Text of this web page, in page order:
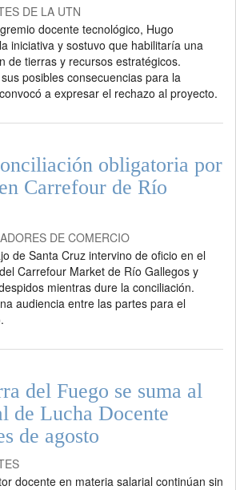
DE LA UTN
docente tecnológico, Hugo
iniciativa y sostuvo que habilitaría una
de tierras y recursos estratégicos.
posibles consecuencias para la
a expresar el rechazo al proyecto.
obligatoria por
Carrefour de Río
DE COMERCIO
de Santa Cruz intervino de oficio en el
Carrefour Market de Río Gallegos y
mientras dure la conciliación.
audiencia entre las partes para el
del Fuego se suma al
de Lucha Docente
de agosto
docente en materia salarial continúan sin